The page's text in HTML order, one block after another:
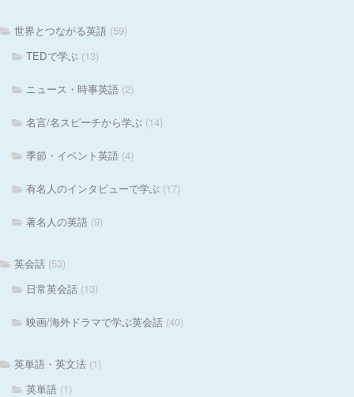
世界とつながる英語 (59)
TEDで学ぶ (13)
ニュース・時事英語 (2)
名言/名スピーチから学ぶ (14)
季節・イベント英語 (4)
有名人のインタビューで学ぶ (17)
著名人の英語 (9)
英会話 (53)
日常英会話 (13)
映画/海外ドラマで学ぶ英会話 (40)
英単語・英文法 (1)
英単語 (1)